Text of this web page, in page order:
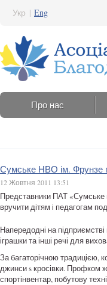
Укр | Eng
Про нас
Сумське НВО ім. Фрунзе
12 Жовтня 2011 13:51
Представники ПАТ «Сумське
вручити дітям і педагогам
Напередодні на
іграшки та інші речі для
За багаторічною традицією,
джинси s кросівки. Профком
спортінвентар, побутову